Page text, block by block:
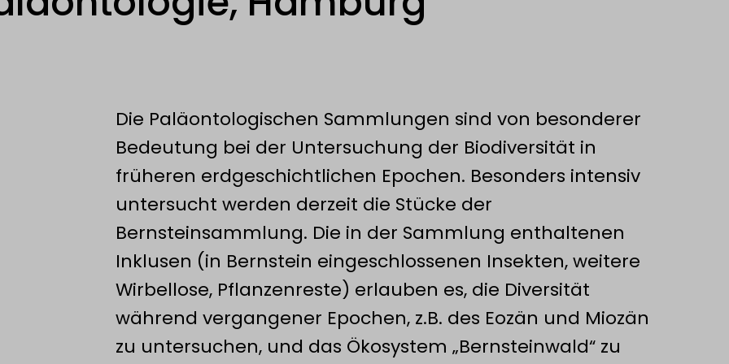
Die Paläontologischen Sammlungen sind von besonderer
Bedeutung bei der Untersuchung der Biodiversität in
früheren erdgeschichtlichen Epochen. Besonders intensiv
untersucht werden derzeit die Stücke der
Bernsteinsammlung. Die in der Sammlung enthaltenen
Inklusen (in Bernstein eingeschlossenen Insekten, weitere
Wirbellose, Pflanzenreste) erlauben es, die Diversität
während vergangener Epochen, z.B. des Eozän und Miozän
zu untersuchen, und das Ökosystem „Bernsteinwald“ zu